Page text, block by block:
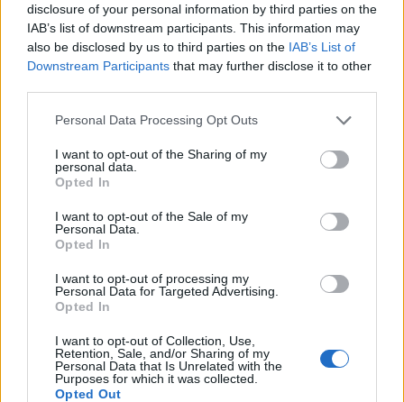
disclosure of your personal information by third parties on the
IAB’s list of downstream participants. This information may
also be disclosed by us to third parties on the IAB’s List of
Downstream Participants that may further disclose it to other
Personal Data Processing Opt Outs
I want to opt-out of the Sharing of my
personal data.
Opted In
I want to opt-out of the Sale of my
Personal Data.
Opted In
I want to opt-out of processing my
Personal Data for Targeted Advertising.
Opted In
I want to opt-out of Collection, Use,
Retention, Sale, and/or Sharing of my
Personal Data that Is Unrelated with the
Purposes for which it was collected.
Opted Out
Χρηματοδότηση 8 εκατ. ευρώ
σε 843 μέσα ενημέρωσης-
Ξεκίνησε το πενταετές
πρόγραμμα ενίσχυσης του
Τύπου
Metlen: Ρεκόρ EBITDA στο α'
εξάμηνο, στα 550 εκατ. ευρώ –
Καθαρά κέρδη 313 εκατ. ευρώ
Το FIAT 500 Hybrid τώρα από
18.990 ευρώ
Ατρόμητος και Novibet
συνεχίζουν μαζί: Ανανέωση της
FTSE4Good